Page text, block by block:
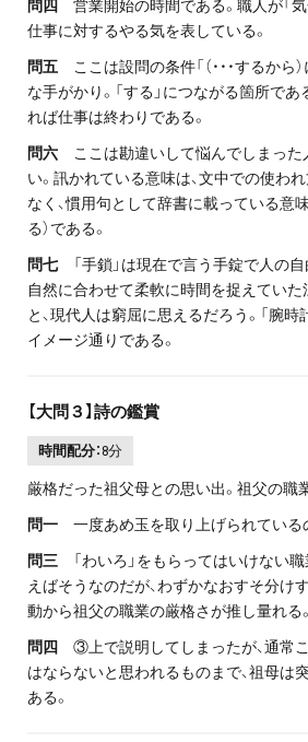
問四
営業開始の時間である。職人が「気
仕事に対するやる気を表している。
問五 ここは設問の条件「（・・・するから
な手がかり。「する」につながる箇所であ
れば仕事は終わりである。
問六 ここは勘違いして悩んでしまった
い。訊かれている意味は、文中での使われ
なく、慣用句として辞書に載っている意
る）である。
問七 「手鎖」は現在で言う手錠で人の自
自然に合わせて柔軟に時間を捉えてい
と、現代人は窮屈に思えるだろう。「腕時
イメージ通りである。
【大問３】詩の鑑賞
時間配分：8分
厳格だった祖父母との思い出。祖父の職
問一 一度あめ玉を取り上げられている
問三 「わいろ」をもらってはいけない
えばそうなのだが、わずかなおすそ分け
動から祖父の職業の厳格さが推し量れる。
問四
③上で説明してしまったが、通常
はならないと思われるものまで、祖母は
ある。